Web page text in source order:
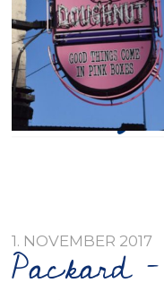
1. NOVEMBER 2017
Packard